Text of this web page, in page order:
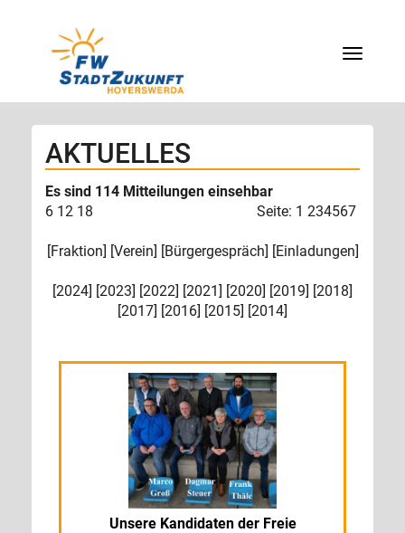
Menü
AKTUELLES
Es sind 114 Mitteilungen einsehbar
6 12 18 Seite: 1 234567
[Fraktion] [Verein] [Bürgergespräch] [Einladungen]
[2024] [2023] [2022] [2021] [2020] [2019] [2018]
[2017] [2016] [2015] [2014]
Unsere Kandidaten der Freie